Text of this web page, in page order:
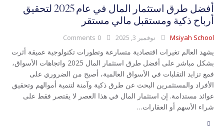
أفضل طرق استثمار المال في عام 2025 لتحقيق
أرباح ذكية ومستقبل مالي مستقر
Msiyah School نوفمبر 3, 2025 0
Comments
يشهد العالم تغيرات اقتصادية متسارعة وتطورات تكنولوجية عميقة أثرت
بشكل مباشر على أفضل طرق استثمار المال 2025 واتجاهات الأسواق،
فمع تزايد التقلبات في الأسواق العالمية، أصبح من الضروري على
الأفراد والمستثمرين البحث عن طرق ذكية وآمنة لتنمية أموالهم وتحقيق
عوائد مستدامة. إن استثمار المال في هذا العصر لا يقتصر فقط على
شراء الأسهم أو العقارات…